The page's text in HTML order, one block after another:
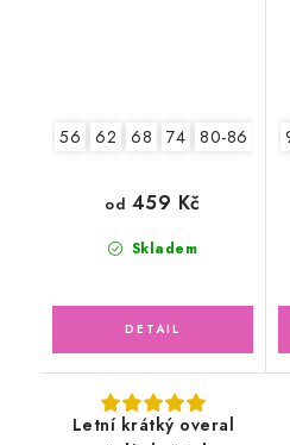
56 62 68 74 80-86
Skladem
od 459 Kč
Letní krátký overal